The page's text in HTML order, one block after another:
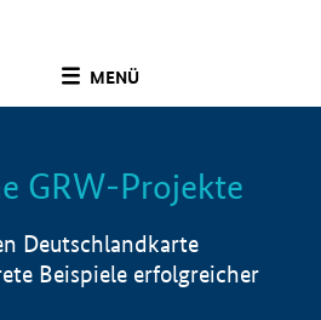
MENÜ
Info
GRW-Projekte
Deutschlandkarte
Beispiele erfolgreicher